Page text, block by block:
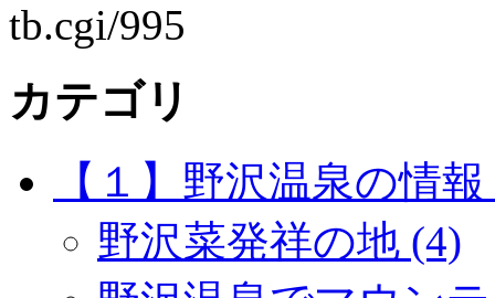
tb.cgi/995
カテゴリ
【１】野沢温泉の情
野沢菜発祥の地 (4)